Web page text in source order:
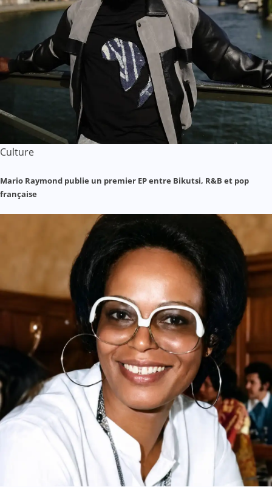
Culture
Mario Raymond publie un premier EP entre Bikutsi, R&B et pop
française